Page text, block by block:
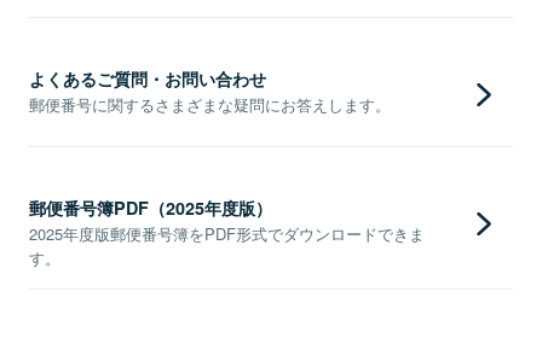
よくあるご質問・お問い合わせ
郵便番号に関するさまざまな疑問にお答えします。
郵便番号簿PDF（2025年度版）
2025年度版郵便番号簿をPDF形式でダウンロードできま
す。